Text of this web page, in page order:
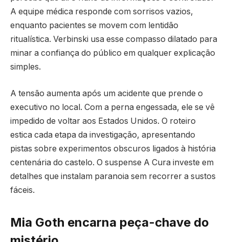
A equipe médica responde com sorrisos vazios,
enquanto pacientes se movem com lentidão
ritualística. Verbinski usa esse compasso dilatado para
minar a confiança do público em qualquer explicação
simples.
A tensão aumenta após um acidente que prende o
executivo no local. Com a perna engessada, ele se vê
impedido de voltar aos Estados Unidos. O roteiro
estica cada etapa da investigação, apresentando
pistas sobre experimentos obscuros ligados à história
centenária do castelo. O suspense A Cura investe em
detalhes que instalam paranoia sem recorrer a sustos
fáceis.
Mia Goth encarna peça-chave do